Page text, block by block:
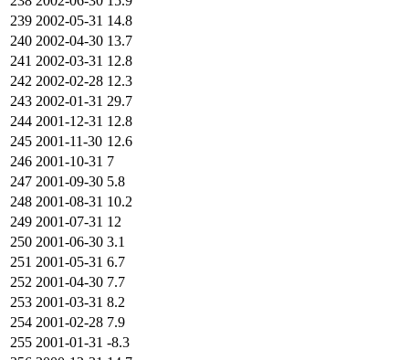
239 2002-05-31 14.8
240 2002-04-30 13.7
241 2002-03-31 12.8
242 2002-02-28 12.3
243 2002-01-31 29.7
244 2001-12-31 12.8
245 2001-11-30 12.6
246 2001-10-31 7
247 2001-09-30 5.8
248 2001-08-31 10.2
249 2001-07-31 12
250 2001-06-30 3.1
251 2001-05-31 6.7
252 2001-04-30 7.7
253 2001-03-31 8.2
254 2001-02-28 7.9
255 2001-01-31 -8.3